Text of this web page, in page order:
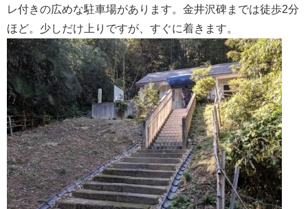
レ付きの広めな駐車場があります。 金井沢碑までは徒歩2分
ほど。少しだけ上りですが、すぐに着きます。